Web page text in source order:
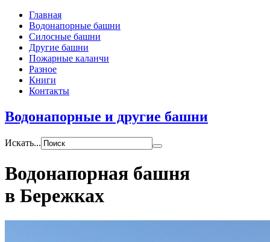
Главная
Водонапорные башни
Силосные башни
Другие башни
Пожарные каланчи
Разное
Книги
Контакты
Водонапорные и другие башни
Искать...
Водонапорная башня
в Бережках